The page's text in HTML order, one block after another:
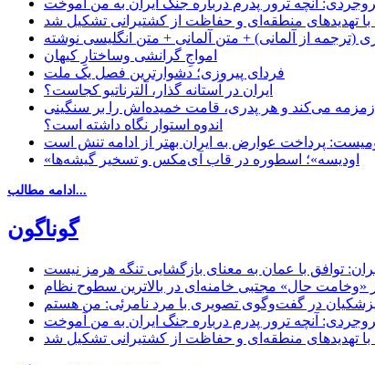
آنچه ترور پدرم درباره جنگ ایران به من آموخت
با تهدیدهای منطقه‌ای و حفاظت از کشتیرانی تشکیل شد
(ترجمه از آلمانی) + متن آلمانی + متن انگلیسی نوشته
‌امواجِ گرانشی وساختارِ کیهان
فردای پیروزی؛ دشوارترین فصل یک ملت
ایران در آستانه گذار، آلترناتیو کجاست؟
می‌کند و هر پدری، قامت خمیده‌اش را بر سنگینی
اندوه استوار نگاه داشته است؟
پرداخت عوارض به ایران بهتر از ادامه تنش است
«اودیسه»؛ اسطوره در قاب آی‌مکس و تسخیر گیشه‌ها
ادامه مطالب...
گوناگون
توافق با عمان به معنای بازگشایی تنگه هرمز نیست
«وخامت حال» مجتبی خامنه‌ای در بالاترین سطوح نظام
آنچه ترور پدرم درباره جنگ ایران به من آموخت
با تهدیدهای منطقه‌ای و حفاظت از کشتیرانی تشکیل شد